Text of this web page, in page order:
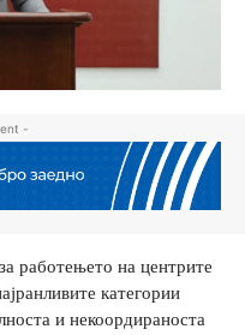
-
работењето на центрите
категории
и некоордираноста